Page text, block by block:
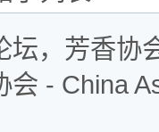
坛，芳香协
会 - China